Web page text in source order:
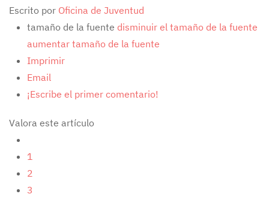
Escrito por Oficina de Juventud
tamaño de la fuente disminuir el tamaño de la fuente
aumentar tamaño de la fuente
Imprimir
Email
¡Escribe el primer comentario!
Valora este artículo
1
2
3